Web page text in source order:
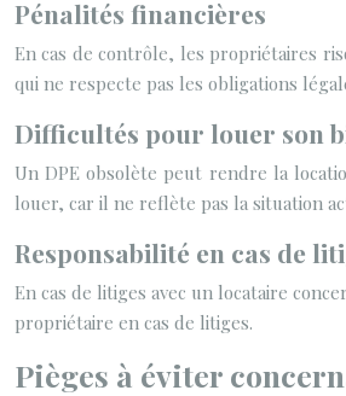
Pénalités financières
En cas de contrôle, les propriétaires
qui ne respecte pas les obligations
Difficultés pour louer son
Un DPE obsolète peut rendre la
louer, car il ne reflète pas la situation
Responsabilité en cas de
En cas de litiges avec un locataire
propriétaire en cas de litiges.
Pièges à éviter